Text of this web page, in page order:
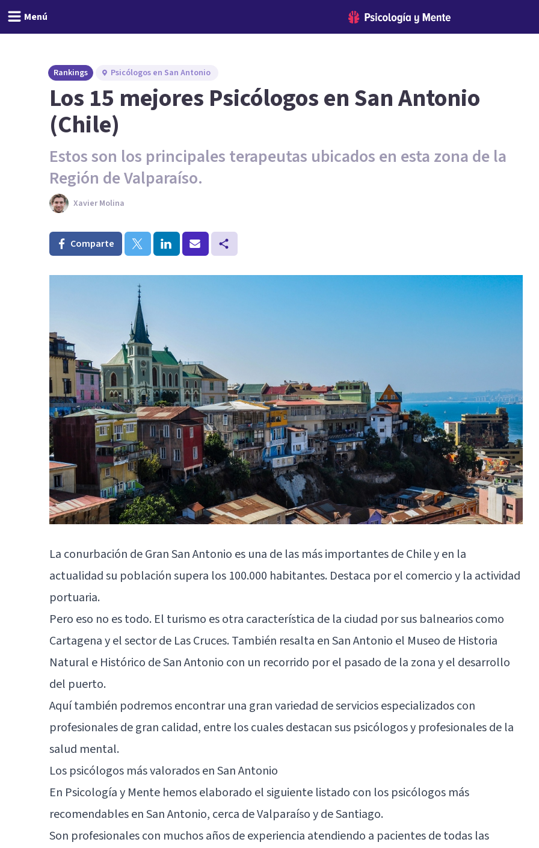
Menú
Rankings Psicólogos en San Antonio
Los 15 mejores Psicólogos en San Antonio
(Chile)
Estos son los principales terapeutas ubicados en esta zona de la
Región de Valparaíso.
Xavier Molina
Comparte
La conurbación de Gran San Antonio es una de las más importantes de Chile y en la
actualidad su población supera los 100.000 habitantes. Destaca por el comercio y la actividad
portuaria.
Pero eso no es todo. El turismo es otra característica de la ciudad por sus balnearios como
Cartagena y el sector de Las Cruces. También resalta en San Antonio el Museo de Historia
Natural e Histórico de San Antonio con un recorrido por el pasado de la zona y el desarrollo
del puerto.
Aquí también podremos encontrar una gran variedad de servicios especializados con
profesionales de gran calidad, entre los cuales destacan sus psicólogos y profesionales de la
salud mental.
Los psicólogos más valorados en San Antonio
En Psicología y Mente hemos elaborado el siguiente listado con los psicólogos más
recomendables en San Antonio, cerca de Valparaíso y de Santiago.
Son profesionales con muchos años de experiencia atendiendo a pacientes de todas las